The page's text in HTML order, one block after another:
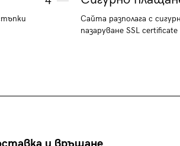
Сайта разполага с
пазаруване SSL certificate